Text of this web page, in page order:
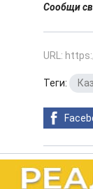
Сообщи
URL:
Теги: